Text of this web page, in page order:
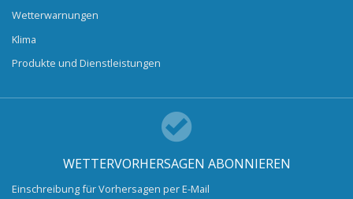
Wetterwarnungen
Klima
Produkte und Dienstleistungen
WETTERVORHERSAGEN ABONNIEREN
Einschreibung für Vorhersagen per E-Mail